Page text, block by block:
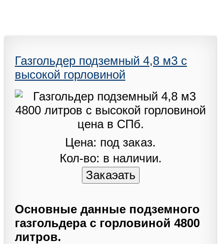
Газгольдер подземный 4,8 м3 с
высокой горловиной
Цена: под заказ.
Кол-во: в наличии.
Основные данные подземного
газгольдера с горловиной 4800
литров.